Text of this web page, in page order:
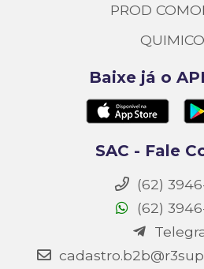
PROD
Baixe já o
SAC - Fale
(62)
(62)